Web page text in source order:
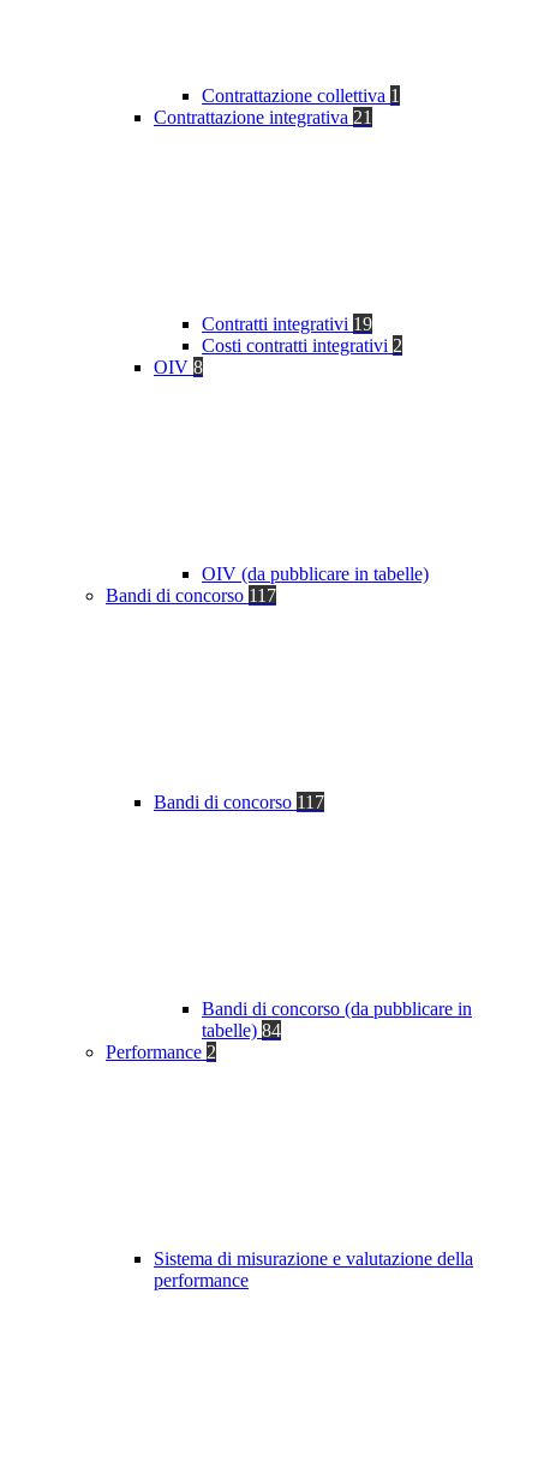
Contrattazione collettiva 1
Contrattazione integrativa 21
Contratti integrativi 19
Costi contratti integrativi 2
OIV 8
OIV (da pubblicare in tabelle)
Bandi di concorso 117
Bandi di concorso 117
Bandi di concorso (da pubblicare in
tabelle) 84
Performance 2
Sistema di misurazione e valutazione della
performance